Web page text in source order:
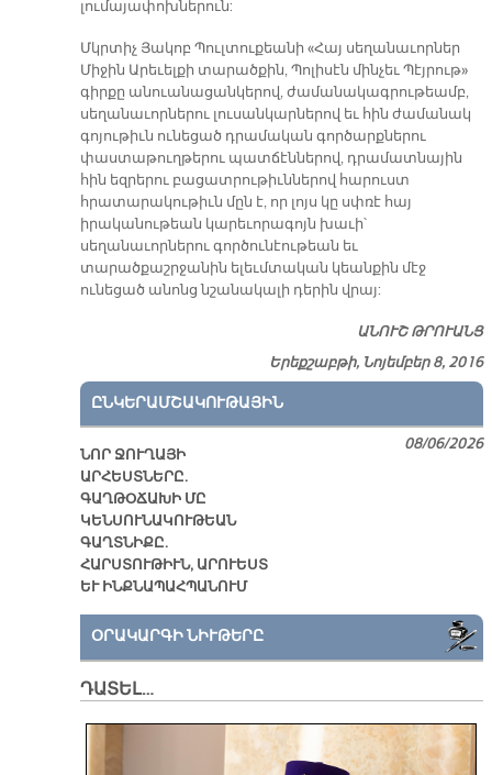
լումայափոխներուն:
Մկրտիչ Յակոբ Պուլտուքեանի «Հայ սեղանաւորներ
Միջին Արեւելքի տարածքին, Պոլիսէն մինչեւ Պէյրութ»
գիրքը անուանացանկերով, ժամանակագրութեամբ,
սեղանաւորներու լուսանկարներով եւ հին ժամանակ
գոյութիւն ունեցած դրամական գործարքներու
փաստաթուղթերու պատճէններով, դրամատնային
հին եզրերու բացատրութիւններով հարուստ
հրատարակութիւն մըն է, որ լոյս կը սփռէ հայ
իրականութեան կարեւորագոյն խաւի՝
սեղանաւորներու գործունէութեան եւ
տարածքաշրջանին ելեւմտական կեանքին մէջ
ունեցած անոնց նշանակալի դերին վրայ:
ԱՆՈՒՇ ԹՐՈՒԱՆՑ
Երեքշաբթի, Նոյեմբեր 8, 2016
ԸՆԿԵՐԱՄՇԱԿՈՒԹԱՅԻՆ
ՆՈՐ ՋՈՒՂԱՅԻ
ԱՐՀԵՍՏՆԵՐԸ.
ԳԱՂԹՕՃԱԽԻ ՄԸ
ԿԵՆՍՈՒՆԱԿՈՒԹԵԱՆ
ԳԱՂՏՆԻՔԸ.
ՀԱՐՍՏՈՒԹԻՒՆ, ԱՐՈՒԵՍՏ
ԵՒ ԻՆՔՆԱՊԱՀՊԱՆՈՒՄ
08/06/2026
ՕՐԱԿԱՐԳԻ ՆԻՒԹԵՐԸ
ԴԱՏԵԼ…